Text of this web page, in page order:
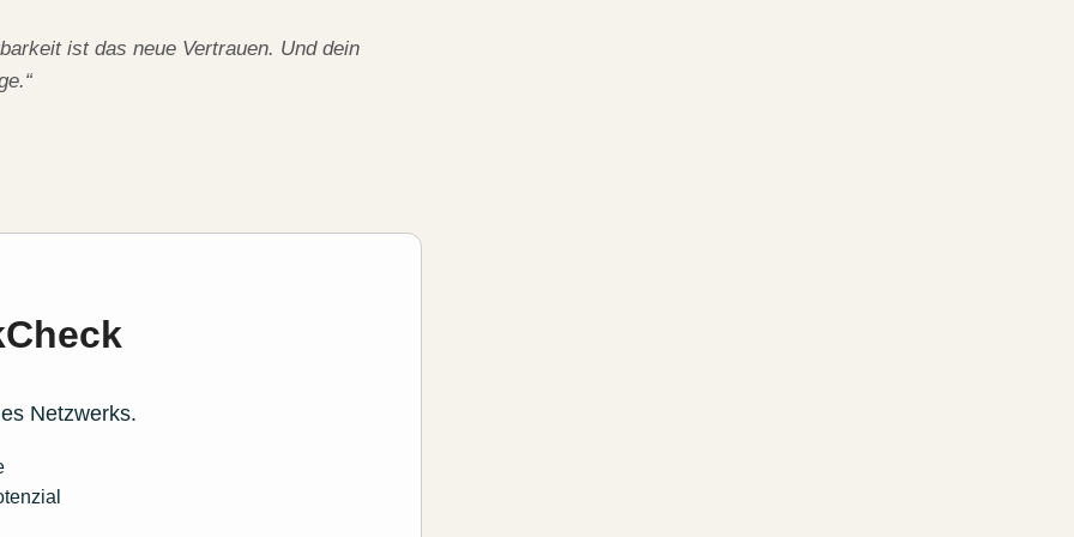
ist das neue Vertrauen. Und dein
Netzwerks.